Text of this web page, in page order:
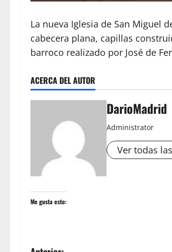
La nueva Iglesia de San Miguel
cabecera plana, capillas
barroco realizado por José de
ACERCA DEL AUTOR
DarioMadrid
Administrator
Ver todas
Me gusta esto: